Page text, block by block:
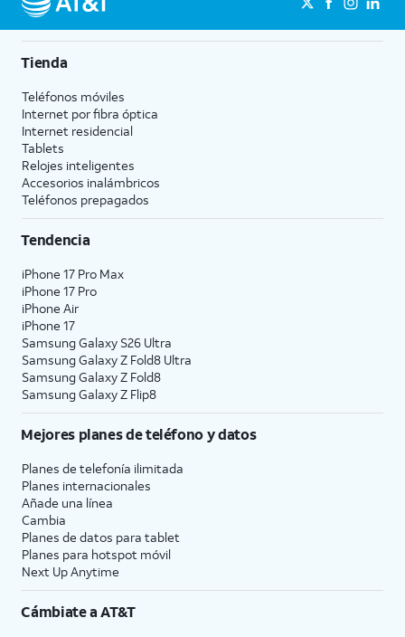
Tienda
Teléfonos móviles
Internet por fibra óptica
Internet residencial
Tablets
Relojes inteligentes
Accesorios inalámbricos
Teléfonos prepagados
Tendencia
iPhone 17 Pro Max
iPhone 17 Pro
iPhone Air
iPhone 17
Samsung Galaxy S26 Ultra
Samsung Galaxy Z Fold8 Ultra
Samsung Galaxy Z Fold8
Samsung Galaxy Z Flip8
Mejores planes de teléfono y datos
Planes de telefonía ilimitada
Planes internacionales
Añade una línea
Cambia
Planes de datos para tablet
Planes para hotspot móvil
Next Up Anytime
Cámbiate aAT&T